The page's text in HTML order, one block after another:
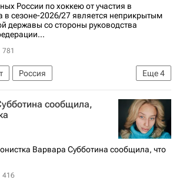
России по хоккею от участия в
в сезоне-2026/27 является неприкрытым
державы со стороны руководства
781
Еще4
Россия
хоккея (IIHF)
Госдума РФ
сообщила,
Варвара Субботина сообщила, что
416